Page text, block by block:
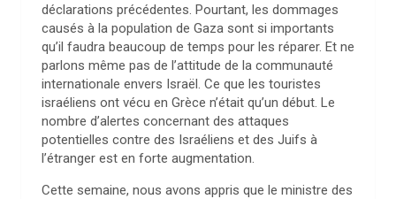
déclarations précédentes. Pourtant, les dommages
causés à la population de Gaza sont si importants
qu’il faudra beaucoup de temps pour les réparer. Et ne
parlons même pas de l’attitude de la communauté
internationale envers Israël. Ce que les touristes
israéliens ont vécu en Grèce n’était qu’un début. Le
nombre d’alertes concernant des attaques
potentielles contre des Israéliens et des Juifs à
l’étranger est en forte augmentation.
Cette semaine, nous avons appris que le ministre des